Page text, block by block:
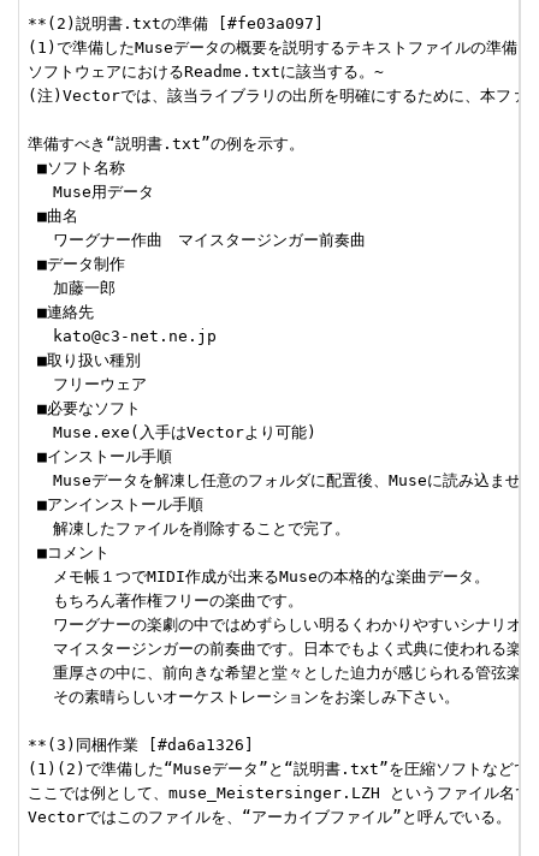
**(2)説明書.txtの準備 [#fe03a097]
(1)で準備したMuseデータの概要を説明するテキストファイルの準備。
ソフトウェアにおけるReadme.txtに該当する。~
(注)Vectorでは、該当ライブラリの出所を明確にするために、本ファ
準備すべき“説明書.txt”の例を示す。
■ソフト名称
Muse用データ
■曲名
ワーグナー作曲　マイスタージンガー前奏曲
■データ制作
加藤一郎
■連絡先
kato@c3-net.ne.jp
■取り扱い種別
フリーウェア
■必要なソフト
Muse.exe(入手はVectorより可能)
■インストール手順
Museデータを解凍し任意のフォルダに配置後、Museに読み込ませる
■アンインストール手順
解凍したファイルを削除することで完了。
■コメント
メモ帳１つでMIDI作成が出来るMuseの本格的な楽曲データ。
もちろん著作権フリーの楽曲です。
ワーグナーの楽劇の中ではめずらしい明るくわかりやすいシナリオの
マイスタージンガーの前奏曲です。日本でもよく式典に使われる楽
重厚さの中に、前向きな希望と堂々とした迫力が感じられる管弦楽
その素晴らしいオーケストレーションをお楽しみ下さい。
**(3)同梱作業 [#da6a1326]
(1)(2)で準備した“Museデータ”と“説明書.txt”を圧縮ソフトなど
ここでは例として、muse_Meistersinger.LZH というファイル名で
Vectorではこのファイルを、“アーカイブファイル”と呼んでいる。